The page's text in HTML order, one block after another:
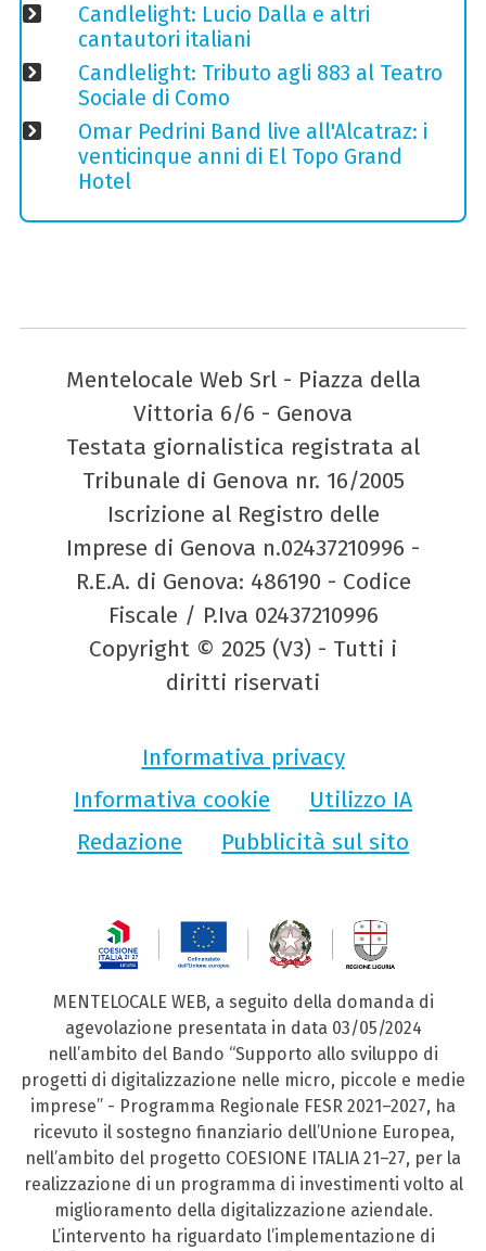
Candlelight: Lucio Dalla e altri
cantautori italiani
Candlelight: Tributo agli 883 al Teatro
Sociale di Como
Omar Pedrini Band live all'Alcatraz: i
venticinque anni di El Topo Grand
Hotel
Mentelocale Web Srl - Piazza della
Vittoria 6/6 - Genova
Testata giornalistica registrata al
Tribunale di Genova nr. 16/2005
Iscrizione al Registro delle
Imprese di Genova n.02437210996 -
R.E.A. di Genova: 486190 - Codice
Fiscale / P.Iva 02437210996
Copyright © 2025 (V3) - Tutti i
diritti riservati
Informativa privacy
Informativa cookie
Utilizzo IA
Redazione
Pubblicità sul sito
MENTELOCALE WEB, a seguito della domanda di
agevolazione presentata in data 03/05/2024
nell’ambito del Bando “Supporto allo sviluppo di
progetti di digitalizzazione nelle micro, piccole e medie
imprese” - Programma Regionale FESR 2021–2027, ha
ricevuto il sostegno finanziario dell’Unione Europea,
nell’ambito del progetto COESIONE ITALIA 21–27, per la
realizzazione di un programma di investimenti volto al
miglioramento della digitalizzazione aziendale.
L’intervento ha riguardato l’implementazione di